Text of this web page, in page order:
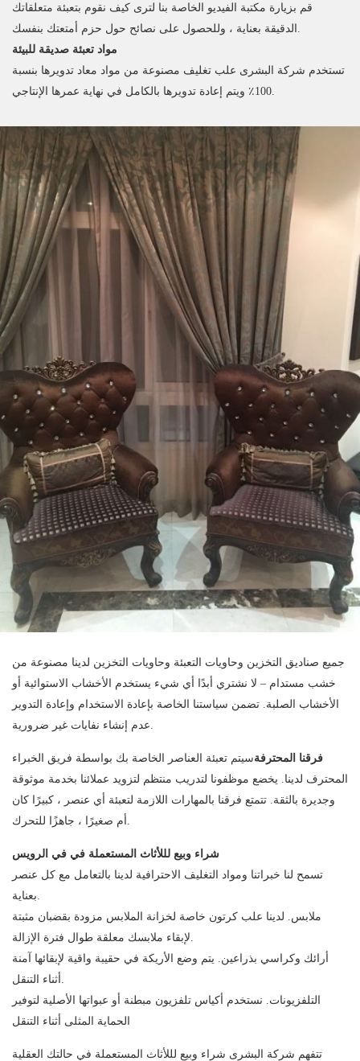
قم بزيارة مكتبة الفيديو الخاصة بنا لترى كيف نقوم بتعبئة متعلقاتك
مواد تعبئة صديقة للبيئة
تستخدم شركة البشرى علب تغليف مصنوعة من مواد معاد تدويرها بنسبة
جميع صناديق التخزين وحاويات التعبئة وحاويات التخزين لدينا مصنوعة من
خشب مستدام – لا نشتري أبدًا أي شيء يستخدم الأخشاب الاستوائية أو
الأخشاب الصلبة. تضمن سياستنا الخاصة بإعادة الاستخدام وإعادة التدوير
فرقنا المحترفةسيتم تعبئة العناصر الخاصة بك بواسطة فريق الخبراء
المحترف لدينا. يخضع موظفونا لتدريب منتظم لتزويد عملائنا بخدمة موثوقة
وجديرة بالثقة. تتمتع فرقنا بالمهارات اللازمة لتعبئة أي عنصر ، كبيرًا كان
شراء وبيع لللأثاث المستعملة في في الرويس
تسمح لنا خبراتنا ومواد التغليف الاحترافية لدينا بالتعامل مع كل عنصر
ملابس. لدينا علب كرتون خاصة لخزانة الملابس مزودة بقضبان مثبتة
أرائك وكراسي بذراعين. يتم وضع الأريكة في حقيبة واقية لإبقائها آمنة
التلفزيونات. نستخدم أكياس تلفزيون مبطنة أو عبواتها الأصلية لتوفير
الحماية المثلى أثناء التنقل
تتفهم شركة البشرى شراء وبيع لللأثاث المستعملة في حالتك العقلية